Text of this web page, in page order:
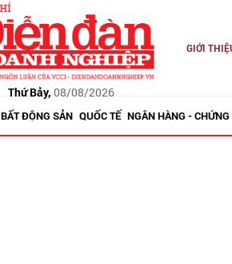
Thứ Bảy, 08/08/2026
GIỚI
BẤT ĐỘNG SẢN QUỐC TẾ NGÂN HÀNG -